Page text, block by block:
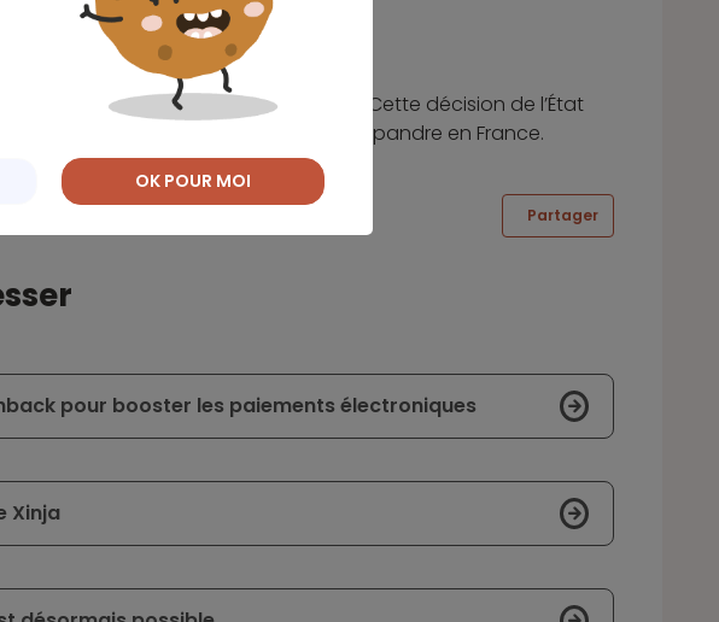
dépenses peuvent s’y ajouter. Cette décision de l’État
un fléau qui tend à se répandre en France.
Partager
pour booster les paiements électroniques
Xinja
OK POUR MOI